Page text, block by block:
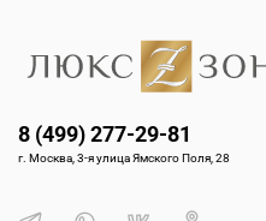
8 (499) 277-29-81
г. Москва, 3-я улица Ямского Поля, 28